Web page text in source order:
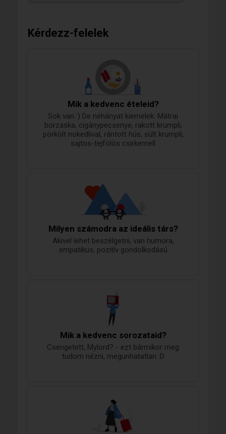
Kérdezz-felelek
Mik a kedvenc ételeid?
Sok van :) De néhányat kiemelek: Mátrai
borzaska, cigánypecsenye, rakott krumpli,
pörkölt nokedlival, rántott hús, sült krumpli,
sajtos-tejfölös csirkemell
Milyen számodra az ideális társ?
Akivel lehet beszélgetni, van humora,
empatikus, pozitív gondolkodású
Mik a kedvenc sorozataid?
Csengetett, Mylord? - ezt bármikor meg
tudom nézni, megunhatatlan :D